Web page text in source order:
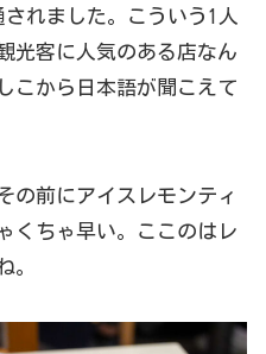
れました。こういう1人
光客に人気のある店なん
こから日本語が聞こえて
の前にアイスレモンティ
くちゃ早い。ここのはレ
。